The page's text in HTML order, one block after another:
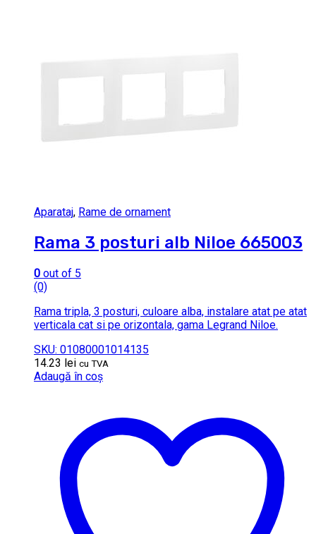
Aparataj, Rame de ornament
Rama 3 posturi alb Niloe 665003
0 out of 5
(0)
Rama tripla, 3 posturi, culoare alba, instalare atat pe atat
verticala cat si pe orizontala, gama Legrand Niloe.
SKU: 01080001014135
14.23 lei cu TVA
Adaugă în coș